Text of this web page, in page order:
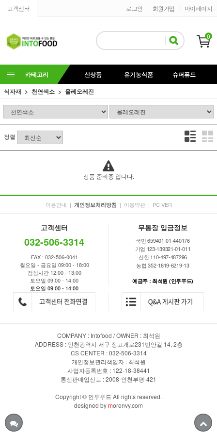
고객센터 마이페이지
회원가입
로그인
0
카테고리 신상품 유기농식품
슈퍼퓨드
식자재
천연색소 올레오레진
정렬
상품 준비중 입니다.
이용안내 | 개인정보처리방침 | 이용약관 | PC VER
고객센터
032-506-3314
FAX : 032-506-0041
월요일 - 금요일 09:00 - 18:00
점심시간 12:00 - 13:00
토요일 09:00 - 14:00
토요일 09:00 - 14:00
무통장 입금정보
국민 659401-01-440176
기업 123-139321-01-011
신한 110-497-487296
농협 352-1819-6219-13
예금주 : 최석원 (인투푸드)
COMPANY : Intofood / OWNER : 최석원
ADDRESS : 인천광역시 서구 장고개로231번안길 14, 2층
CS CENTER : 032-506-3314
개인정보관리책임자 : 최석원
사업자등록번호 : 122-18-38441
통신판매업신고 : 2008-인천부평-421
Copyright © 인투푸드 All rights reserved.
designed bymorenvy.com